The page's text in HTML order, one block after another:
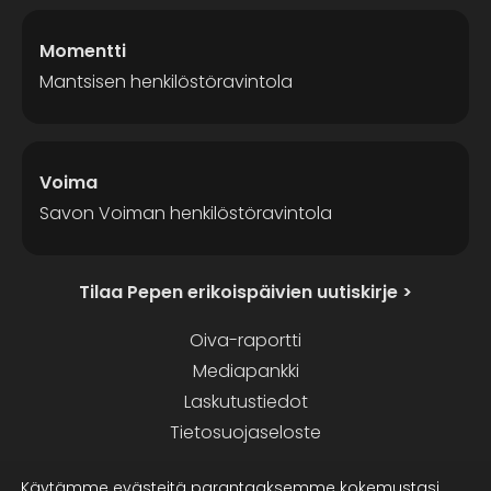
Momentti
Mantsisen henkilöstöravintola
Voima
Savon Voiman henkilöstöravintola
Tilaa Pepen erikoispäivien uutiskirje >
Oiva-raportti
Mediapankki
Laskutustiedot
Tietosuojaseloste